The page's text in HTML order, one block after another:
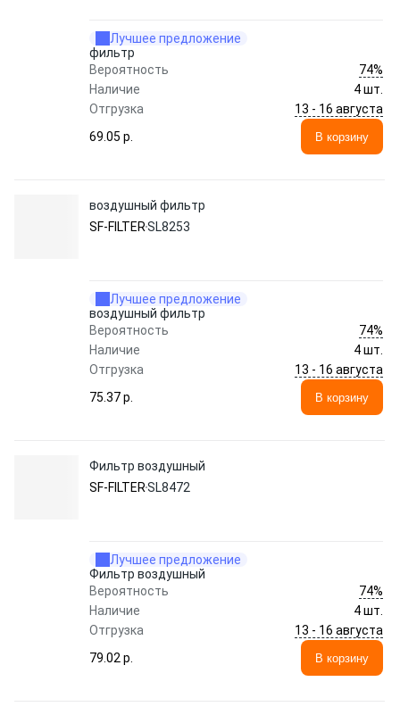
Лучшее предложение
фильтр
Вероятность
74%
Наличие
4 шт.
Отгрузка
13 - 16 августа
69.05 p.
В корзину
воздушный фильтр
SF-FILTERSL8253
Лучшее предложение
воздушный фильтр
Вероятность
74%
Наличие
4 шт.
Отгрузка
13 - 16 августа
75.37 p.
В корзину
Фильтр воздушный
SF-FILTERSL8472
Лучшее предложение
Фильтр воздушный
Вероятность
74%
Наличие
4 шт.
Отгрузка
13 - 16 августа
79.02 p.
В корзину